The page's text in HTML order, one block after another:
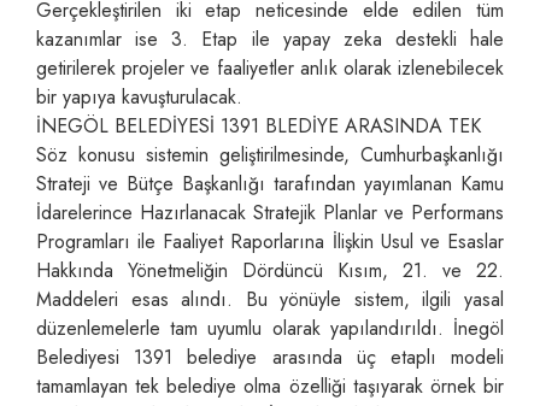
Gerçekleştirilen iki etap neticesinde elde edilen tüm
kazanımlar ise 3. Etap ile yapay zeka destekli hale
getirilerek projeler ve faaliyetler anlık olarak izlenebilecek
bir yapıya kavuşturulacak.
İNEGÖL BELEDİYESİ 1391 BLEDİYE ARASINDA TEK
Söz konusu sistemin geliştirilmesinde, Cumhurbaşkanlığı
Strateji ve Bütçe Başkanlığı tarafından yayımlanan Kamu
İdarelerince Hazırlanacak Stratejik Planlar ve Performans
Programları ile Faaliyet Raporlarına İlişkin Usul ve Esaslar
Hakkında Yönetmeliğin Dördüncü Kısım, 21. ve 22.
Maddeleri esas alındı. Bu yönüyle sistem, ilgili yasal
düzenlemelerle tam uyumlu olarak yapılandırıldı. İnegöl
Belediyesi 1391 belediye arasında üç etaplı modeli
tamamlayan tek belediye olma özelliği taşıyarak örnek bir